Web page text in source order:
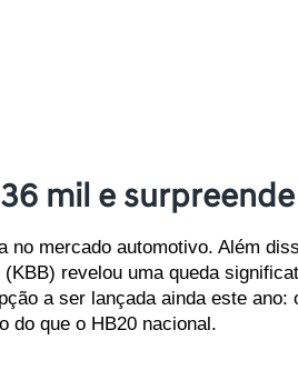
mil e
mercado automotivo. Além
revelou uma queda
a ser lançada ainda este ano:
do que o HB20 nacional.